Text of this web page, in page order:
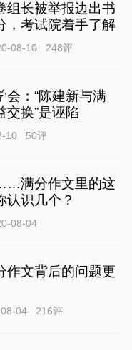
组长被举报边出书
，考试院着手了解
08-10 248评
会：“陈建新与满
交换”是诬陷
10 50评
满分作文里的这
认识几个？
08-04
作文背后的问题更
04 216评